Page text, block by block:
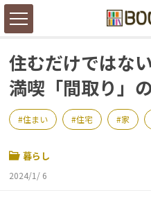
住むだけではな
満喫「間取り」
住まい 住宅 家
暮らし
2024/1/ 6